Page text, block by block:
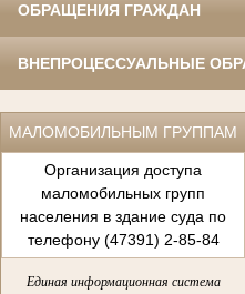
ОБРАЩЕНИЯ ГРАЖДАН
ВНЕПРОЦЕССУАЛЬНЫЕ
МАЛОМОБИЛЬНЫМ ГРУППАМ
Организация доступа
маломобильных групп
населения в здание суда по
телефону (47391) 2-85-84
Единая информационная система